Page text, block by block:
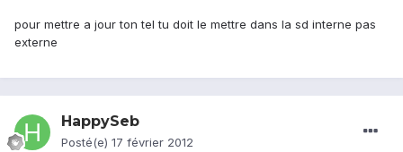
pour mettre a jour ton tel tu doit le mettre dans la sd interne pas
externe
HappySeb
Posté(e) 17 février 2012